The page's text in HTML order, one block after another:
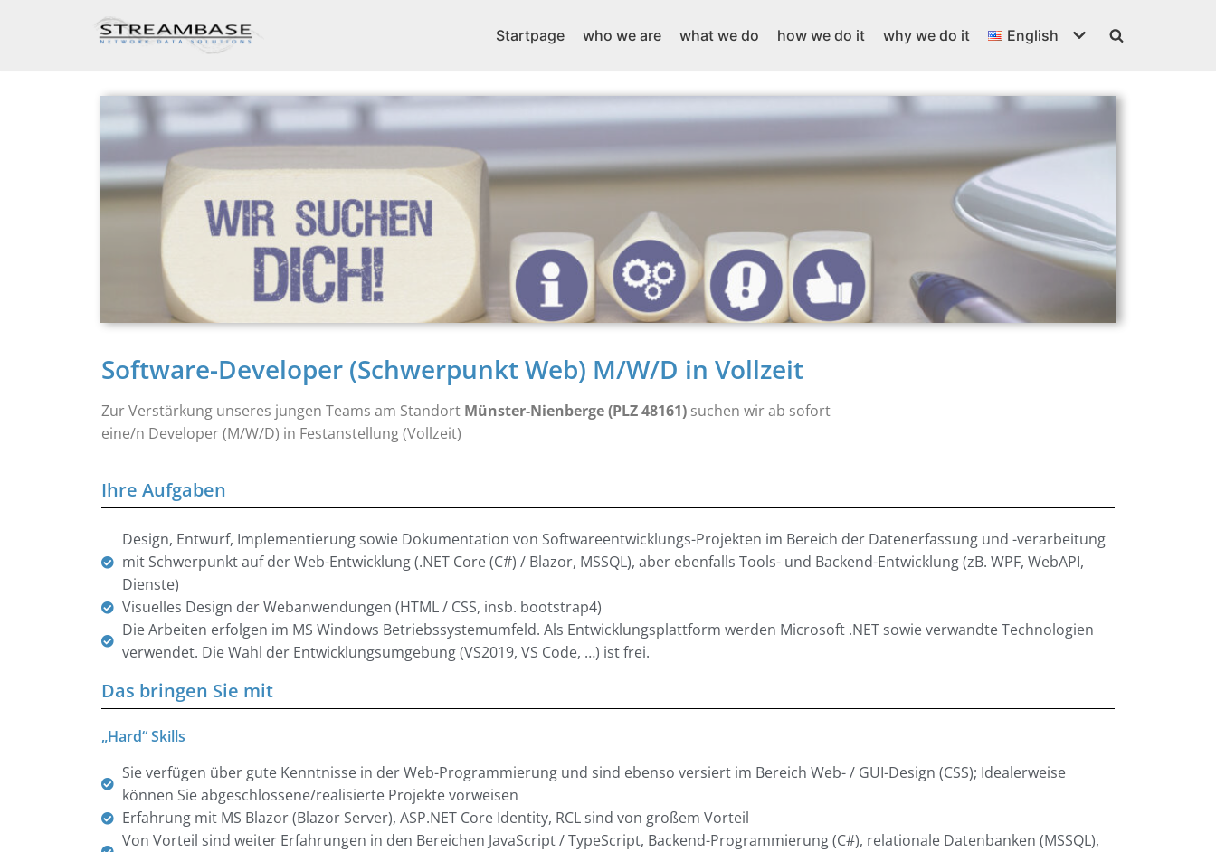
Startpage who we are what we do how we do it why we do it English
Software-Developer (Schwerpunkt Web) M/W/D in Vollzeit
Zur Verstärkung unseres jungen Teams am Standort Münster-Nienberge (PLZ 48161) suchen wir ab sofort
eine/n Developer (M/W/D) in Festanstellung (Vollzeit)
Ihre Aufgaben
Design, Entwurf, Implementierung sowie Dokumentation von Softwareentwicklungs-Projekten im Bereich der Datenerfassung und -verarbeitung
mit Schwerpunkt auf der Web-Entwicklung (.NET Core (C#) / Blazor, MSSQL), aber ebenfalls Tools- und Backend-Entwicklung (zB. WPF, WebAPI,
Dienste)
Visuelles Design der Webanwendungen (HTML / CSS, insb. bootstrap4)
Die Arbeiten erfolgen im MS Windows Betriebssystemumfeld. Als Entwicklungsplattform werden Microsoft .NET sowie verwandte Technologien
verwendet. Die Wahl der Entwicklungsumgebung (VS2019, VS Code, …) ist frei.
Das bringen Sie mit
„Hard“ Skills
Sie verfügen über gute Kenntnisse in der Web-Programmierung und sind ebenso versiert im Bereich Web- / GUI-Design (CSS); Idealerweise
können Sie abgeschlossene/realisierte Projekte vorweisen
Erfahrung mit MS Blazor (Blazor Server), ASP.NET Core Identity, RCL sind von großem Vorteil
Von Vorteil sind weiter Erfahrungen in den Bereichen JavaScript / TypeScript, Backend-Programmierung (C#), relationale Datenbanken (MSSQL),